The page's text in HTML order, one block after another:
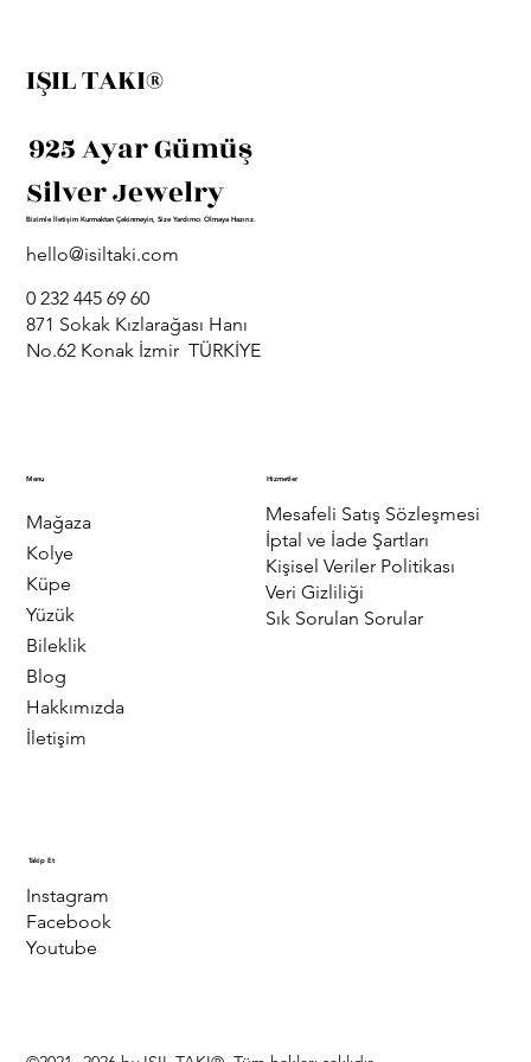
IŞIL TAKI®
925 Ayar Gümüş
Silver Jewelry
Bizimle İletişim Kurmaktan Çekinmeyin, Size Yardımcı Olmaya Hazırız.
hello@isiltaki.com
0 232 445 69 60
871 Sokak Kızlarağası Hanı
No.62 Konak İzmir TÜRKİYE
Menu
Mağaza
Kolye
Küpe
Yüzük
Bileklik
Blog
Hakkımızda
İletişim
Hizmetler
Mesafeli Satış Sözleşmesi
İptal ve İade Şartları
Kişisel Veriler Politikası
Veri Gizliliği
Sık Sorulan Sorular
Takip Et
Instagram
Facebook
Youtube